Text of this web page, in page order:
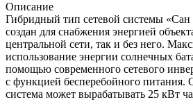
Описание
Гибридный тип сетевой системы
создан для снабжения энергией
центральной сети, так и без него.
использование энергии солнечных
помощью современного сетевого
с функцией бесперебойного питания.
система может вырабатывать 25 кВт